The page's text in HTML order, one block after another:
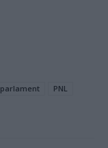
parlament
PNL